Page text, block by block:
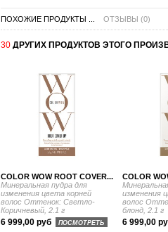
ПОХОЖИЕ ПРОДУКТЫ ... ОТЗЫВЫ (0)
30 ДРУГИХ ПРОДУКТОВ ЭТОГО
COLOR WOW ROOT COVER...
Минеральная пудра для
изменения цвета корней
волос Оттенок: Светло-
Коричневый, 2.1 г
6 999,00 руб ПОСМОТРЕТЬ
COLOR
изменения
волос
блонд, 2.1 г
6 999,00